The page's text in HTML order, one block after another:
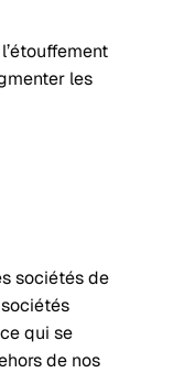
les
sociétés de
qui se
de nos